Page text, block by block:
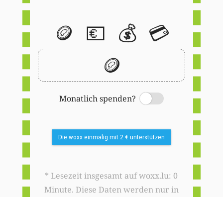
🪙 💶 💰 💳
🪙
Monatlich spenden?
Switch
Die woxx einmalig mit 2 € unterstützen
* Lesezeit insgesamt auf woxx.lu: 0
Minute. Diese Daten werden nur in